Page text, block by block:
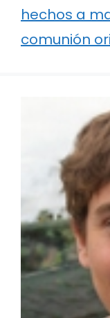
hechos a
comunión